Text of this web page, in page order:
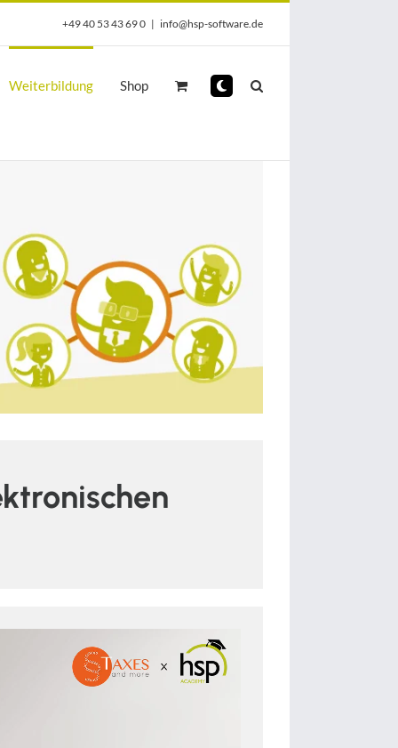
+49 40 53 43 69 0 | info@hsp-software.de
Weiterbildung Shop